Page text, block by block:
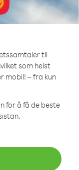
til
som helst
mobil! – fra kun
for å få de beste